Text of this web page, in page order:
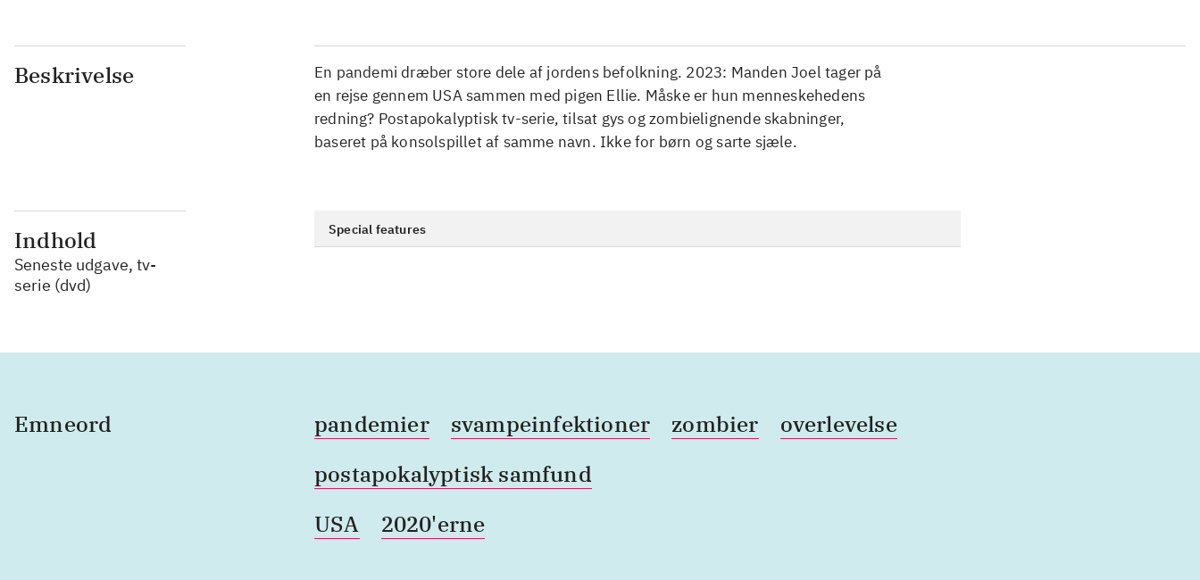
Beskrivelse
En pandemi dræber store dele af jordens befolkning. 2023: Manden Joel tager på
en rejse gennem USA sammen med pigen Ellie. Måske er hun menneskehedens
redning? Postapokalyptisk tv-serie, tilsat gys og zombielignende skabninger,
baseret på konsolspillet af samme navn. Ikke for børn og sarte sjæle.
Indhold
Seneste udgave, tv-
serie (dvd)
Special features
Emneord pandemier svampeinfektioner zombier
overlevelse
postapokalyptisk samfund
USA
2020'erne